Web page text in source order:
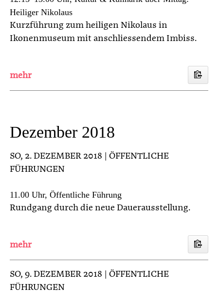
Heiliger Nikolaus
Kurzführung zum heiligen Nikolaus in
Ikonenmuseum mit anschliessendem Imbiss.
Dezember 2018
SO, 2. DEZEMBER 2018 | ÖFFENTLICHE
FÜHRUNGEN
11.00 Uhr, Öffentliche Führung
Rundgang durch die neue Dauerausstellung.
SO, 9. DEZEMBER 2018 | ÖFFENTLICHE
FÜHRUNGEN